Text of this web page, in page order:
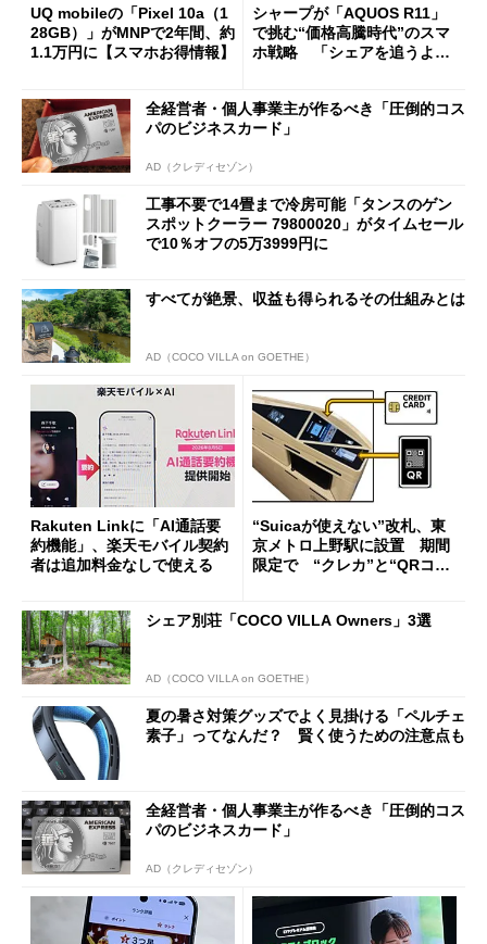
UQ mobileの「Pixel 10a（1
28GB）」がMNPで2年間、約
1.1万円に【スマホお得情報】
シャープが「AQUOS R11」
で挑む“価格高騰時代”のスマ
ホ戦略 「シェアを追うより
全経営者・個人事業主が作るべき「圧倒的コス
パのビジネスカード」
AD（クレディセゾン）
工事不要で14畳まで冷房可能「タンスのゲン
スポットクーラー 79800020」がタイムセール
で10％オフの5万3999円に
すべてが絶景、収益も得られるその仕組みとは
AD（COCO VILLA on GOETHE）
Rakuten Linkに「AI通話要
約機能」、楽天モバイル契約
者は追加料金なしで使える
“Suicaが使えない”改札、東
京メトロ上野駅に設置 期間
限定で “クレカ”と“QRコー
シェア別荘「COCO VILLA Owners」3選
AD（COCO VILLA on GOETHE）
夏の暑さ対策グッズでよく見掛ける「ペルチェ
素子」ってなんだ？ 賢く使うための注意点も
全経営者・個人事業主が作るべき「圧倒的コス
パのビジネスカード」
AD（クレディセゾン）